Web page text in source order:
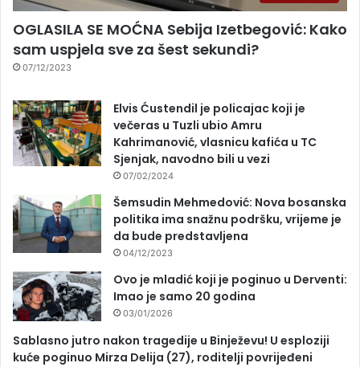
OGLASILA SE MOĆNA Sebija Izetbegović: Kako
sam uspjela sve za šest sekundi?
07/12/2023
Elvis Ćustendil je policajac koji je
večeras u Tuzli ubio Amru
Kahrimanović, vlasnicu kafića u TC
Sjenjak, navodno bili u vezi
07/02/2024
Šemsudin Mehmedović: Nova bosanska
politika ima snažnu podršku, vrijeme je
da bude predstavljena
04/12/2023
Ovo je mladić koji je poginuo u Derventi:
Imao je samo 20 godina
03/01/2026
Sablasno jutro nakon tragedije u Binježevu! U esploziji
kuće poginuo Mirza Delija (27), roditelji povrijeđeni